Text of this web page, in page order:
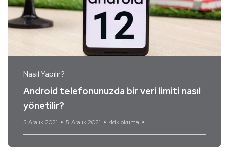
Nasıl Yapılır?
Android telefonunuzda bir veri limiti nasıl
yönetilir?
5 Aralık 2021 5 Aralık 2021 4dk okuma